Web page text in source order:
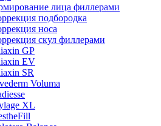
лица филлерами
подбородка
носа
скул филлерами
GP
EV
SR
Voluma
XL